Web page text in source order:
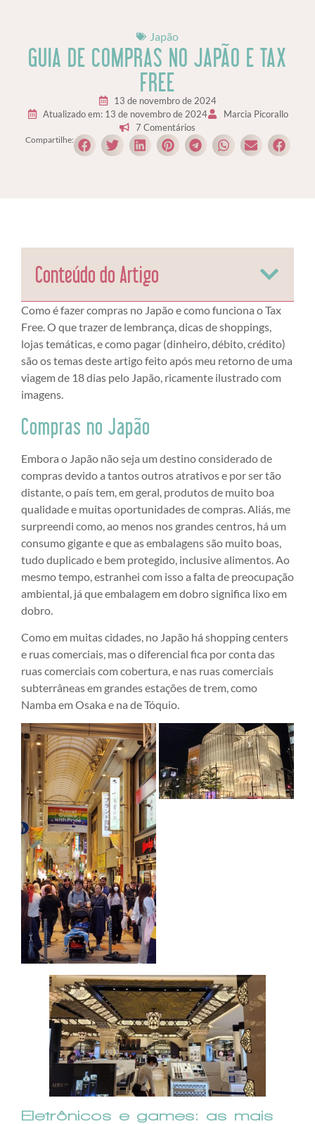
Japão
GUIA DE COMPRAS NO JAPÃO E TAX
FREE
13 de novembro de 2024
Atualizado em: 13 de novembro de 2024
Marcia Picorallo
7 Comentários
Compartilhe:
Conteúdo do Artigo
Como é fazer compras no Japão e como funciona o Tax
Free. O que trazer de lembrança, dicas de shoppings,
lojas temáticas, e como pagar (dinheiro, débito, crédito)
são os temas deste artigo feito após meu retorno de uma
viagem de 18 dias pelo Japão, ricamente ilustrado com
imagens.
Compras no Japão
Embora o Japão não seja um destino considerado de
compras devido a tantos outros atrativos e por ser tão
distante, o país tem, em geral, produtos de muito boa
qualidade e muitas oportunidades de compras. Aliás, me
surpreendi como, ao menos nos grandes centros, há um
consumo gigante e que as embalagens são muito boas,
tudo duplicado e bem protegido, inclusive alimentos. Ao
mesmo tempo, estranhei com isso a falta de preocupação
ambiental, já que embalagem em dobro significa lixo em
dobro.
Como em muitas cidades, no Japão há shopping centers
e ruas comerciais, mas o diferencial fica por conta das
ruas comerciais com cobertura, e nas ruas comerciais
subterrâneas em grandes estações de trem, como
Namba em Osaka e na de Tóquio.
Eletrônicos e games: as mais